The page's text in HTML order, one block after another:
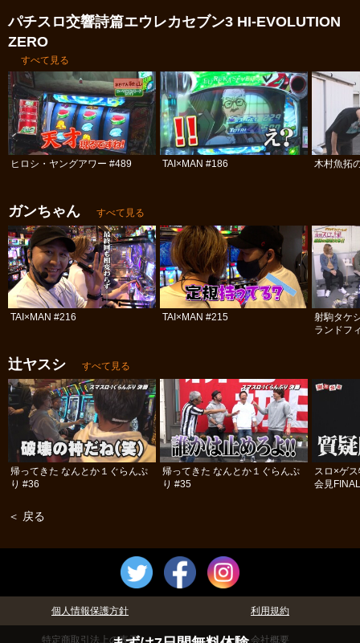
パチスロ交響詩篇エウレカセブン3 HI‐EVOLUTION
ZERO
すべて見る
ヒロシ・ヤングアワー #489 TAI×MAN #186 木村魚拓
ガンちゃん すべて見る
TAI×MAN #216 TAI×MAN #215
射駒タケ
ランドフ
辻ヤスシ すべて見る
帰ってきた なんとか１ぐらんぷ
り #36
帰ってきた なんとか１ぐらんぷ
り #35
スロ×ゲ
会見
＜ 戻る
個人情報保護方針 利用規約
特定商取引法上の表示 会社概要